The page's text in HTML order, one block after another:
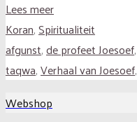
Lees meer
Koran,Spiritualiteit
afgunst,de profeet Joesoef,
taqwa,Verhaal van Joesoef,
Webshop